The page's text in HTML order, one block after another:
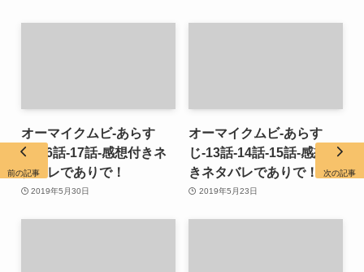
オーマイクムビ-あらす
じ-16話-17話-感想付きネ
タバレでありで！
2019年5月30日
オーマイクムビ-あらす
じ-13話-14話-15話-感想付
きネタバレでありで！
2019年5月23日
前の記事 次の記事